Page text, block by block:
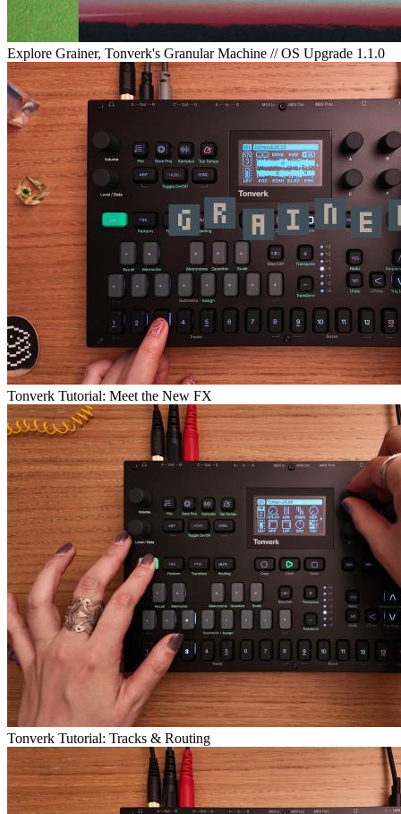
Explore Grainer, Tonverk's Granular Machine // OS Upgrade 1.1.0
Tonverk Tutorial: Meet the New FX
Tonverk Tutorial: Tracks & Routing